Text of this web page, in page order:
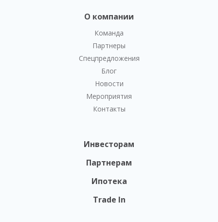
О компании
Команда
Партнеры
Спецпредложения
Блог
Новости
Мероприятия
Контакты
Инвесторам
Партнерам
Ипотека
Trade In